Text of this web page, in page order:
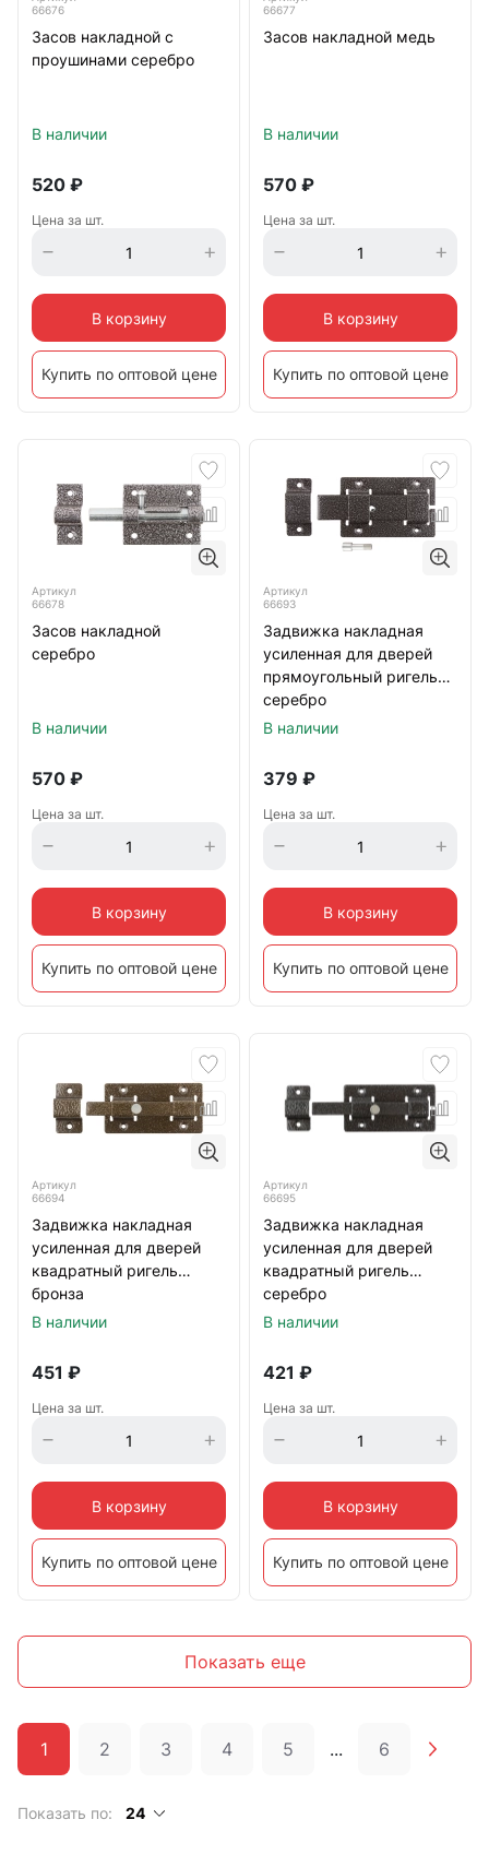
66676
Засов накладной с
проушинами серебро
В наличии
520 ₽
Цена за шт.
В корзину
Купить по оптовой цене
66677
Засов накладной медь
В наличии
570 ₽
Цена за шт.
В корзину
Купить по оптовой цене
Артикул
66678
Засов накладной
серебро
В наличии
570 ₽
Цена за шт.
В корзину
Купить по оптовой цене
Артикул
66693
Задвижка накладная
усиленная для дверей
прямоугольный ригель
серебро
В наличии
379 ₽
Цена за шт.
В корзину
Купить по оптовой цене
Артикул
66694
Задвижка накладная
усиленная для дверей
квадратный ригель
бронза
В наличии
451 ₽
Цена за шт.
В корзину
Купить по оптовой цене
Артикул
66695
Задвижка накладная
усиленная для дверей
квадратный ригель
серебро
В наличии
421 ₽
Цена за шт.
В корзину
Купить по оптовой цене
Показать еще
1 2 3 4 5 ... 6
Показать по: 24